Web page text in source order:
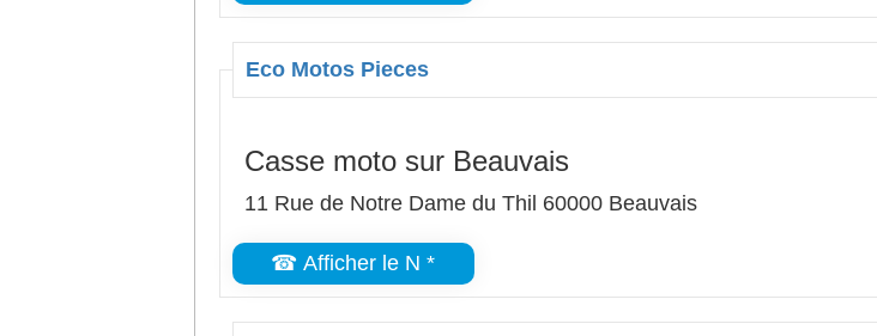
Eco Motos Pieces
Casse moto sur Beauvais
11 Rue de Notre Dame du Thil 60000 Beauvais
☎ Afficher le N *